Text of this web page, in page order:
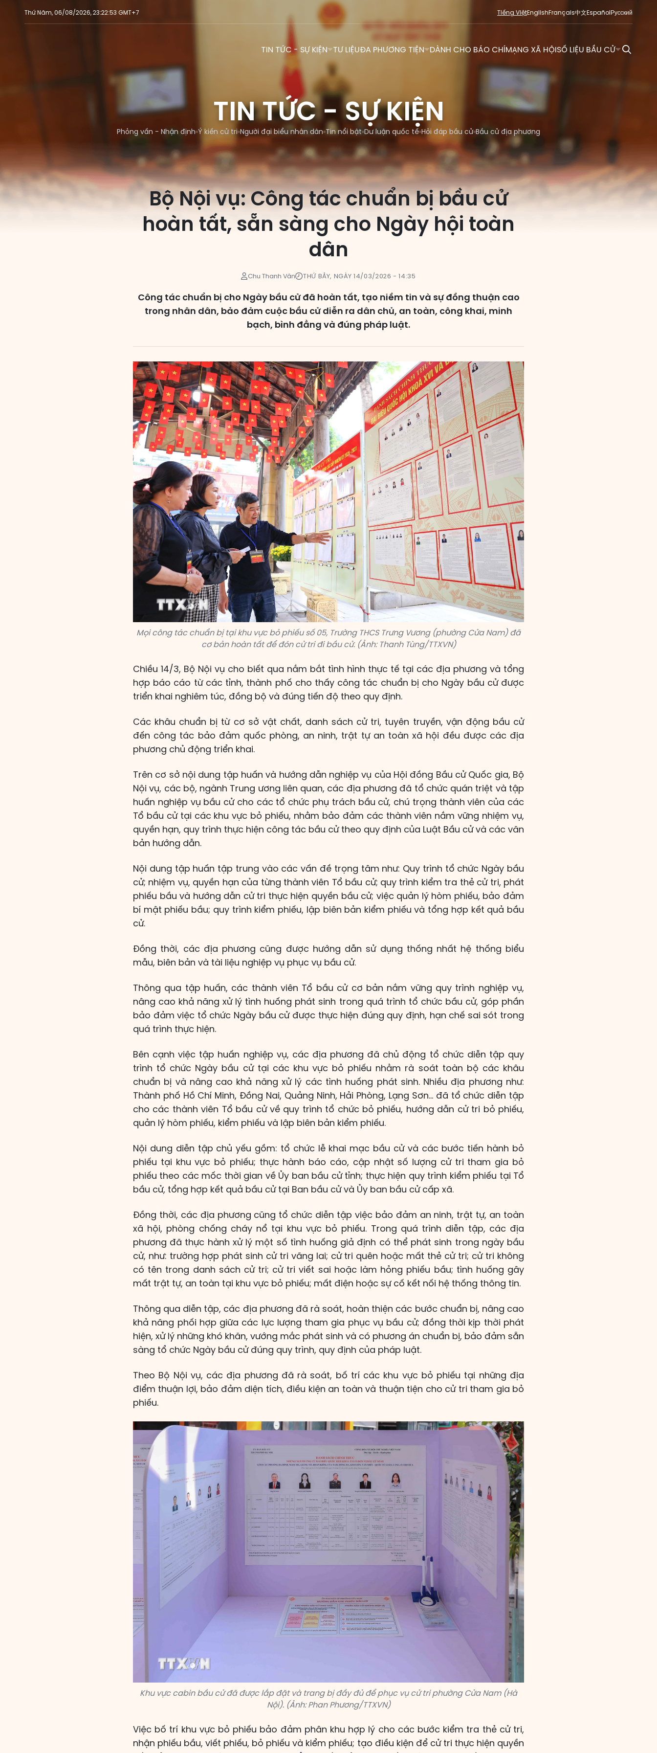
Thứ Năm, 06/08/2026, 23:22:53 GMT+7 Tiếng ViệtEnglishFrançais中文EspañolРусский
TIN TỨC - SỰ KIỆN TƯ LIỆUĐA PHƯƠNG TIỆN DÀNH CHO BÁO CHÍMẠNG XÃ HỘISỐ LIỆU BẦU CỬ
TIN TỨC - SỰ KIỆN
Phỏng vấn - Nhận định Ý kiến cử tri Người đại biểu nhân dân Tin nổi bật Dư luận quốc tế Hỏi đáp bầu cử Bầu cử địa phương
Bộ Nội vụ: Công tác chuẩn bị bầu cử
hoàn tất, sẵn sàng cho Ngày hội toàn
dân
Chu Thanh Vân THỨ BẢY, NGÀY 14/03/2026 - 14:35
Công tác chuẩn bị cho Ngày bầu cử đã hoàn tất, tạo niềm tin và sự đồng thuận cao
trong nhân dân, bảo đảm cuộc bầu cử diễn ra dân chủ, an toàn, công khai, minh
bạch, bình đẳng và đúng pháp luật.
Mọi công tác chuẩn bị tại khu vực bỏ phiếu số 05, Trường THCS Trưng Vương (phường Cửa Nam) đã
cơ bản hoàn tất để đón cử tri đi bầu cử. (Ảnh: Thanh Tùng/TTXVN)
Chiều 14/3, Bộ Nội vụ cho biết qua nắm bắt tình hình thực tế tại các địa phương và tổng
hợp báo cáo từ các tỉnh, thành phố cho thấy công tác chuẩn bị cho Ngày bầu cử được
triển khai nghiêm túc, đồng bộ và đúng tiến độ theo quy định.
Các khâu chuẩn bị từ cơ sở vật chất, danh sách cử tri, tuyên truyền, vận động bầu cử
đến công tác bảo đảm quốc phòng, an ninh, trật tự an toàn xã hội đều được các địa
phương chủ động triển khai.
Trên cơ sở nội dung tập huấn và hướng dẫn nghiệp vụ của Hội đồng Bầu cử Quốc gia, Bộ
Nội vụ, các bộ, ngành Trung ương liên quan, các địa phương đã tổ chức quán triệt và tập
huấn nghiệp vụ bầu cử cho các tổ chức phụ trách bầu cử, chú trọng thành viên của các
Tổ bầu cử tại các khu vực bỏ phiếu, nhằm bảo đảm các thành viên nắm vững nhiệm vụ,
quyền hạn, quy trình thực hiện công tác bầu cử theo quy định của Luật Bầu cử và các văn
bản hướng dẫn.
Nội dung tập huấn tập trung vào các vấn đề trọng tâm như: Quy trình tổ chức Ngày bầu
cử; nhiệm vụ, quyền hạn của từng thành viên Tổ bầu cử; quy trình kiểm tra thẻ cử tri, phát
phiếu bầu và hướng dẫn cử tri thực hiện quyền bầu cử; việc quản lý hòm phiếu, bảo đảm
bí mật phiếu bầu; quy trình kiểm phiếu, lập biên bản kiểm phiếu và tổng hợp kết quả bầu
cử.
Đồng thời, các địa phương cũng được hướng dẫn sử dụng thống nhất hệ thống biểu
mẫu, biên bản và tài liệu nghiệp vụ phục vụ bầu cử.
Thông qua tập huấn, các thành viên Tổ bầu cử cơ bản nắm vững quy trình nghiệp vụ,
nâng cao khả năng xử lý tình huống phát sinh trong quá trình tổ chức bầu cử, góp phần
bảo đảm việc tổ chức Ngày bầu cử được thực hiện đúng quy định, hạn chế sai sót trong
quá trình thực hiện.
Bên cạnh việc tập huấn nghiệp vụ, các địa phương đã chủ động tổ chức diễn tập quy
trình tổ chức Ngày bầu cử tại các khu vực bỏ phiếu nhằm rà soát toàn bộ các khâu
chuẩn bị và nâng cao khả năng xử lý các tình huống phát sinh. Nhiều địa phương như:
Thành phố Hồ Chí Minh, Đồng Nai, Quảng Ninh, Hải Phòng, Lạng Sơn… đã tổ chức diễn tập
cho các thành viên Tổ bầu cử về quy trình tổ chức bỏ phiếu, hướng dẫn cử tri bỏ phiếu,
quản lý hòm phiếu, kiểm phiếu và lập biên bản kiểm phiếu.
Nội dung diễn tập chủ yếu gồm: tổ chức lễ khai mạc bầu cử và các bước tiến hành bỏ
phiếu tại khu vực bỏ phiếu; thực hành báo cáo, cập nhật số lượng cử tri tham gia bỏ
phiếu theo các mốc thời gian về Ủy ban bầu cử tỉnh; thực hiện quy trình kiểm phiếu tại Tổ
bầu cử, tổng hợp kết quả bầu cử tại Ban bầu cử và Ủy ban bầu cử cấp xã.
Đồng thời, các địa phương cũng tổ chức diễn tập việc bảo đảm an ninh, trật tự, an toàn
xã hội, phòng chống cháy nổ tại khu vực bỏ phiếu. Trong quá trình diễn tập, các địa
phương đã thực hành xử lý một số tình huống giả định có thể phát sinh trong ngày bầu
cử, như: trường hợp phát sinh cử tri vãng lai; cử tri quên hoặc mất thẻ cử tri; cử tri không
có tên trong danh sách cử tri; cử tri viết sai hoặc làm hỏng phiếu bầu; tình huống gây
mất trật tự, an toàn tại khu vực bỏ phiếu; mất điện hoặc sự cố kết nối hệ thống thông tin.
Thông qua diễn tập, các địa phương đã rà soát, hoàn thiện các bước chuẩn bị, nâng cao
khả năng phối hợp giữa các lực lượng tham gia phục vụ bầu cử; đồng thời kịp thời phát
hiện, xử lý những khó khăn, vướng mắc phát sinh và có phương án chuẩn bị, bảo đảm sẵn
sàng tổ chức Ngày bầu cử đúng quy trình, quy định của pháp luật.
Theo Bộ Nội vụ, các địa phương đã rà soát, bố trí các khu vực bỏ phiếu tại những địa
điểm thuận lợi, bảo đảm diện tích, điều kiện an toàn và thuận tiện cho cử tri tham gia bỏ
phiếu.
Khu vực cabin bầu cử đã được lắp đặt và trang bị đầy đủ để phục vụ cử tri phường Cửa Nam (Hà
Nội). (Ảnh: Phan Phương/TTXVN)
Việc bố trí khu vực bỏ phiếu bảo đảm phân khu hợp lý cho các bước kiểm tra thẻ cử tri,
nhận phiếu bầu, viết phiếu, bỏ phiếu và kiểm phiếu; tạo điều kiện để cử tri thực hiện quyền